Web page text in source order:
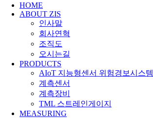
HOME
ABOUT ZIS
인사말
회사연혁
조직도
오시는길
PRODUCTS
AIoT 지능형센서 위험경보시스템
계측센서
계측장비
TML 스트레인게이지
MEASURING